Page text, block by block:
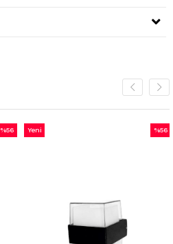
%56
%56
Yeni